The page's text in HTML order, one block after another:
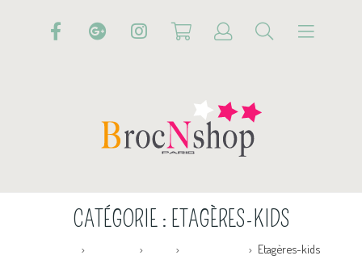
CATÉGORIE : ETAGÈRES-KIDS
Etagères-kids